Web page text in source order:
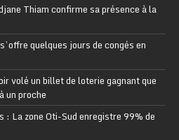
Thiam confirme sa présence à la
quelques jours de congés en
volé un billet de loterie gagnant que
un proche
La zone Oti-Sud enregistre 99% de